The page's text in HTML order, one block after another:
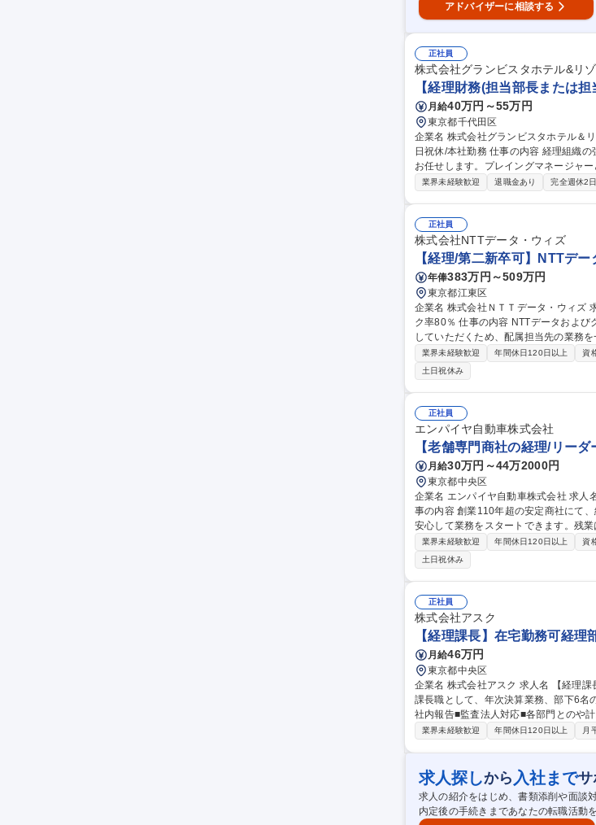
アドバイザーに相談する
正社員
株式会社グランビスタホテル&リ
【経理財務(担当部長または
月給40万円～55万円
東京都千代田区
企業名 株式会社グランビスタホテル＆リゾート 求人名 【経理財務(担当部長または担当課長)】
日祝休/本社勤務 仕事の内容 経理組織の強化をミッションに、担当部長または担当課長として部門マネジメントを
お任せします。プレイングマネージャ
いただきます。 ◇マネジメント・業務構築：■部方針の立案・浸透、メンバーのフォロー■AI・ITを活用した経理
年次決算（帳簿・財務諸表作成等）■
作成、質疑応答等）■固定・リース資産管理、報告用財務諸表作成
長)】プライム上場G/土日祝休/本社勤務
業界未経験歓迎 退職金あり 完全週休2
正社員
株式会社NTTデータ・ウィズ
【経理/第二新卒可】NTTデ
年俸383万円～509万円
東京都江東区
企業名 株式会社ＮＴＴデータ・ウィズ 求人名 【経理/第二新卒可】NTTデータグループの未来を支える/テレワー
ク率80％ 仕事の内容 NTTデータおよびグループ各社における経理業務を中心に、入社後まずは一連の流れを把握
していただくため、配属担当先の業務を一通りご経験いただき
関連業務 ■債権、固定資産等の残高管
成(国内グループ会社向け) ■事業部門等
標準化・効率化(RPAや生成AI等のテクノロジー活用、
Tデータグループの未来を支える/テレワ
業界未経験歓迎 年間休日120日以上 資
土日祝休み
正社員
エンパイヤ自動車株式会社
【老舗専門商社の経理/リー
月給30万円～44万2000円
東京都中央区
企業名 エンパイヤ自動車株式会社 求人名 【老舗専門商社の経理/リーダー候補】年間休日128日/残業月15時間 仕
事の内容 創業110年超の安定商社にて
安心して業務をスタートできます。残業
来のリーダー候補として着実にキャリ
します。 ■債権債務管理（請求・支払
れ】 まずは先輩社員によるOJTで、当
て段階的にお任
業界未経験歓迎 年間休日120日以上 資
土日祝休み
正社員
株式会社アスク
【経理課長】在宅勤務可経
月給46万円
東京都中央区
企業名 株式会社アスク 求人名 【経理課長】在宅勤務可経理部門での課長職/年次決算対応 仕事の内容 経理部門の
課長職として、年次決算業務、部下6名のメンバー
社内報告■監査法人対応■各部門とのや
算、支払データの精査承認■月次・四
業界未経験歓迎 年間休日120日以上 月
求人探しから 入社までサ
求人の紹介をはじめ、書類添削や面談
内定後の手続きまであなたの転職活動